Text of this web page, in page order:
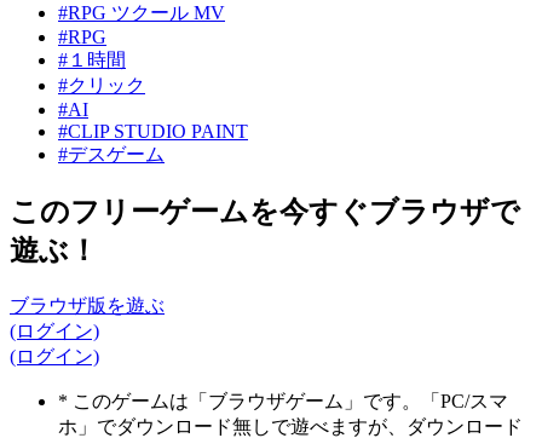
#RPG ツクール MV
#RPG
#１時間
#クリック
#AI
#CLIP STUDIO PAINT
#デスゲーム
このフリーゲームを今すぐブラウザで
遊ぶ！
ブラウザ版を遊ぶ
(ログイン)
(ログイン)
* このゲームは「ブラウザゲーム」です。「PC/スマ
ホ」でダウンロード無しで遊べますが、ダウンロード